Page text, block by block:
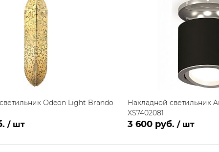
Odeon Light Brando
/ шт
Накладной светильник
XS7402081
3 600 руб. / шт